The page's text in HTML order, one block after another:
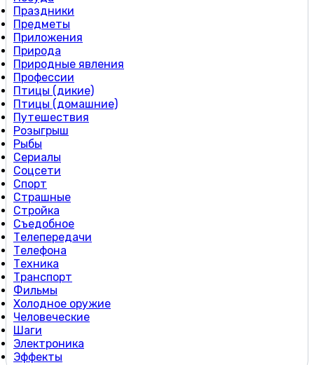
Праздники
Предметы
Приложения
Природа
Природные явления
Профессии
Птицы (дикие)
Птицы (домашние)
Путешествия
Розыгрыш
Рыбы
Сериалы
Соцсети
Спорт
Страшные
Стройка
Съедобное
Телепередачи
Телефона
Техника
Транспорт
Фильмы
Холодное оружие
Человеческие
Шаги
Электроника
Эффекты